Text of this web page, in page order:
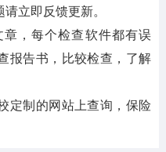
立即反馈更新。
，每个检查软件都有误
报告书，比较检查，了解
定制的网站上查询，保险